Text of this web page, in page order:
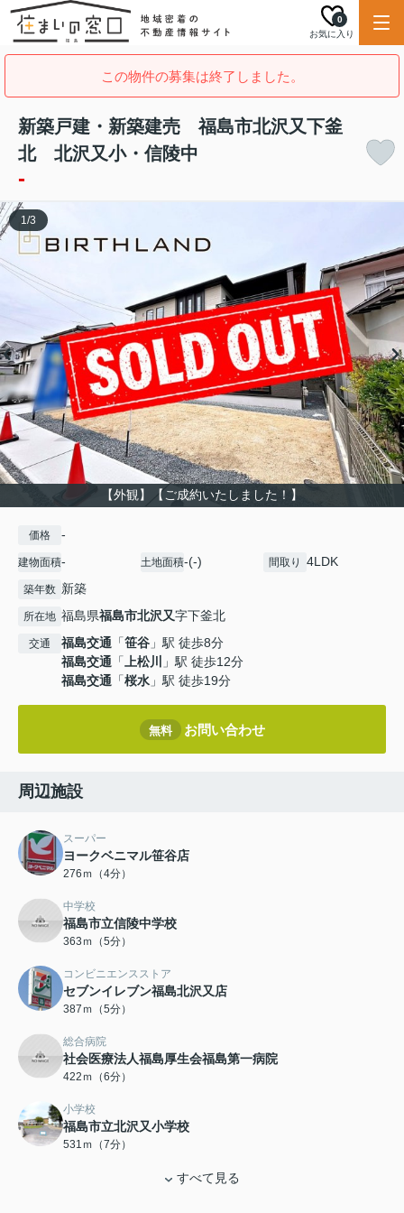
お気に入り
0
この物件の募集は終了しました。
新築戸建・新築建売 福島市北沢又下釜
北 北沢又小・信陵中
-
【外観】【ご成約いたしました！】
1/3
価格 -
建物面積- 土地面積-(-) 間取り 4LDK
築年数 新築
所在地 福島県福島市北沢又字下釜北
交通 福島交通 「笹谷 」駅 徒歩8分
福島交通 「上松川
」駅 徒歩12分
福島交通 「桜水 」駅 徒歩19分
無料 お問い合わせ
周辺施設
スーパー
ヨークベニマル笹谷店
276ｍ（4分）
中学校
福島市立信陵中学校
363ｍ（5分）
コンビニエンスストア
セブンイレブン福島北沢又店
387ｍ（5分）
総合病院
社会医療法人福島厚生会福島第一病院
422ｍ（6分）
小学校
福島市立北沢又小学校
531ｍ（7分）
すべて見る